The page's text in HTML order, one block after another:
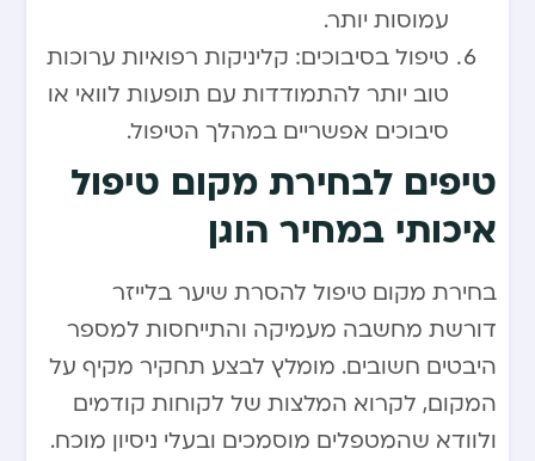
עמוסות יותר.
טיפול בסיבוכים: קליניקות רפואיות ערוכות
טוב יותר להתמודדות עם תופעות לוואי או
סיבוכים אפשריים במהלך הטיפול.
טיפים לבחירת מקום טיפול
איכותי במחיר הוגן
בחירת מקום טיפול להסרת שיער בלייזר
דורשת מחשבה מעמיקה והתייחסות למספר
היבטים חשובים. מומלץ לבצע תחקיר מקיף על
המקום, לקרוא המלצות של לקוחות קודמים
ולוודא שהמטפלים מוסמכים ובעלי ניסיון מוכח.